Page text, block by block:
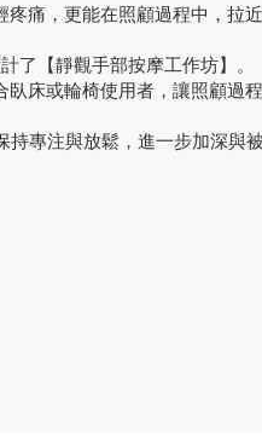
痛，更能在照顧過程中，拉
了【靜觀手部按摩工作坊】。
床或輪椅使用者，讓照顧過
專注與放鬆，進一步加深與